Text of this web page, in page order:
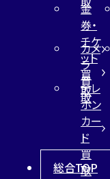
金
券・
チケ
ット
買
取
カメ
ラ
買
取
テレ
ホン
カー
ド
買
取
総合TOP